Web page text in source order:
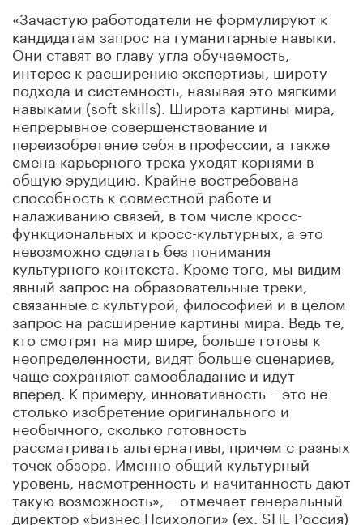
«Зачастую работодатели не формулируют к
кандидатам запрос на гуманитарные навыки.
Они ставят во главу угла обучаемость,
интерес к расширению экспертизы, широту
подхода и системность, называя это мягкими
навыками (soft skills). Широта картины мира,
непрерывное совершенствование и
переизобретение себя в профессии, а также
смена карьерного трека уходят корнями в
общую эрудицию. Крайне востребована
способность к совместной работе и
налаживанию связей, в том числе кросс-
функциональных и кросс-культурных, а это
невозможно сделать без понимания
культурного контекста. Кроме того, мы видим
явный запрос на образовательные треки,
связанные с культурой, философией и в целом
запрос на расширение картины мира. Ведь те,
кто смотрят на мир шире, больше готовы к
неопределенности, видят больше сценариев,
чаще сохраняют самообладание и идут
вперед. К примеру, инновативность – это не
столько изобретение оригинального и
необычного, сколько готовность
рассматривать альтернативы, причем с разных
точек обзора. Именно общий культурный
уровень, насмотренность и начитанность дают
такую возможность», – отмечает генеральный
директор «Бизнес Психологи» (ex. SHL Россия)